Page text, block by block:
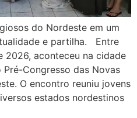
do Nordeste em um
e partilha. Entre
2026, aconteceu na cidade
Congresso das Novas
O encontro reuniu jovens
estados nordestinos